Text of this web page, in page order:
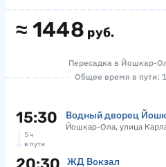
≈ 1448 руб.
Пересадка в Йошкар-
Общее время в пути:
15:30 Водный дворец
Йошкар-Ола, улица
5 ч
в пути
ЖД Вокзал